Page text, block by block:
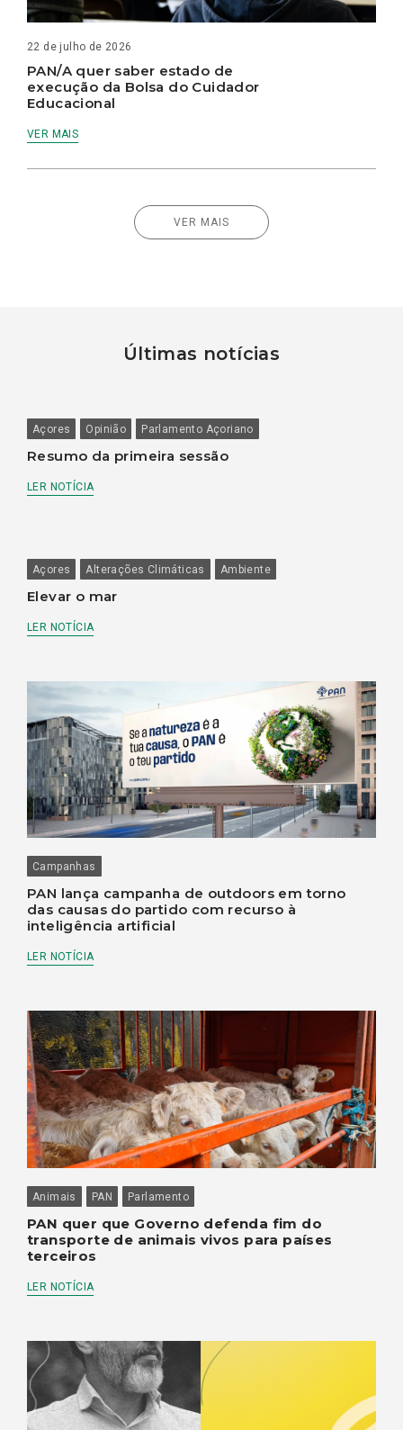
22 de julho de 2026
PAN/A quer saber estado de
execução da Bolsa do Cuidador
Educacional
VER MAIS
VER MAIS
Últimas notícias
Açores Opinião Parlamento Açoriano
Resumo da primeira sessão
LER NOTÍCIA
Açores Alterações Climáticas Ambiente
Elevar o mar
LER NOTÍCIA
Campanhas
PAN lança campanha de outdoors em torno
das causas do partido com recurso à
inteligência artificial
LER NOTÍCIA
Animais PAN Parlamento
PAN quer que Governo defenda fim do
transporte de animais vivos para países
terceiros
LER NOTÍCIA